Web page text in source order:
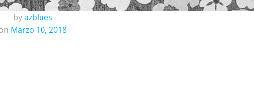
byazblues
on Marzo 10, 2018